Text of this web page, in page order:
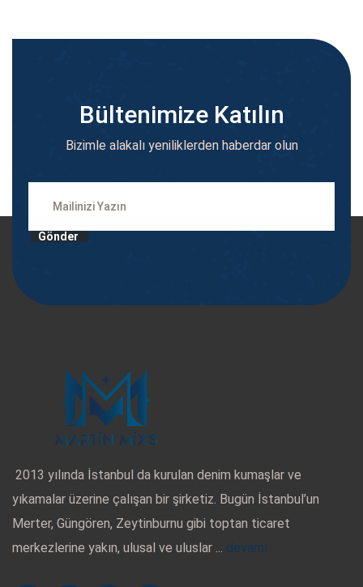
Bültenimize Katılın
Bizimle alakalı yeniliklerden haberdar olun
Gönder
2013 yılında İstanbul da kurulan denim kumaşlar ve
yıkamalar üzerine çalışan bir şirketiz. Bugün İstanbul’un
Merter, Güngören, Zeytinburnu gibi toptan ticaret
merkezlerine yakın, ulusal ve uluslar ... devamı